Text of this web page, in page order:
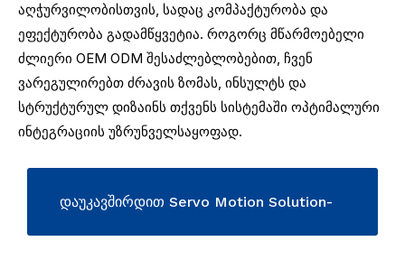
აღჭურვილობისთვის, სადაც კომპაქტურობა და
ეფექტურობა გადამწყვეტია. როგორც მწარმოებელი
ძლიერი OEM ODM შესაძლებლობებით, ჩვენ
ვარეგულირებთ ძრავის ზომას, ინსულტს და
სტრუქტურულ დიზაინს თქვენს სისტემაში ოპტიმალური
ინტეგრაციის უზრუნველსაყოფად.
დაუკავშირდით Servo Motion Solution-